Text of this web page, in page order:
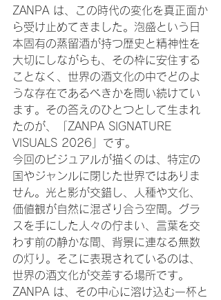
ZANPA は、この時代の変化を真正面か
ら受け止めてきました。泡盛という日
本固有の蒸留酒が持つ歴史と精神性を
大切にしながらも、その枠に安住する
ことなく、世界の酒文化の中でどのよ
うな存在であるべきかを問い続けてい
ます。その答えのひとつとして生まれ
たのが、「ZANPA SIGNATURE
VISUALS 2026」です。
今回のビジュアルが描くのは、特定の
国やジャンルに閉じた世界ではありま
せん。光と影が交錯し、人種や文化、
価値観が自然に混ざり合う空間。グラ
スを手にした人々の佇まい、言葉を交
わす前の静かな間、背景に連なる無数
の灯り。そこに表現されているのは、
世界の酒文化が交差する場所です。
ZANPA は、その中心に溶け込む一杯と